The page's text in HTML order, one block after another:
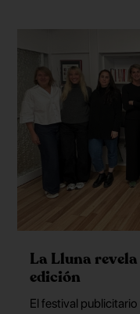
La Lluna
edición
El festival